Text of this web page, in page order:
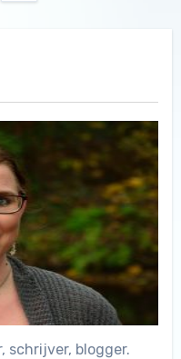
schrijver, blogger.